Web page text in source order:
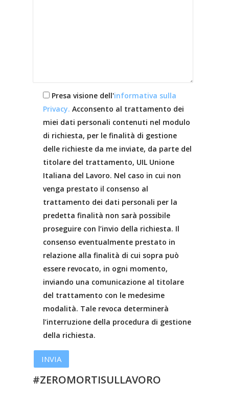
Presa visione dell'informativa sulla
Privacy. Acconsento al trattamento dei
miei dati personali contenuti nel modulo
di richiesta, per le finalità di gestione
delle richieste da me inviate, da parte del
titolare del trattamento, UIL Unione
Italiana del Lavoro. Nel caso in cui non
venga prestato il consenso al
trattamento dei dati personali per la
predetta finalità non sarà possibile
proseguire con l’invio della richiesta. Il
consenso eventualmente prestato in
relazione alla finalità di cui sopra può
essere revocato, in ogni momento,
inviando una comunicazione al titolare
del trattamento con le medesime
modalità. Tale revoca determinerà
l’interruzione della procedura di gestione
della richiesta.
#ZEROMORTISULLAVORO